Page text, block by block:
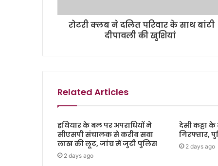
रोटरी क्लब ने दलित परिवार के साथ बांटी
दीपावली की खुशियां
Related Articles
हथियार के बल पर अपराधियों ने
सीएसपी संचालक से करीब सवा
लाख की लूट, जांच में जुटी पुलिस
2 days ago
देसी कट्टा
गिरफ्तार,
2 days ago